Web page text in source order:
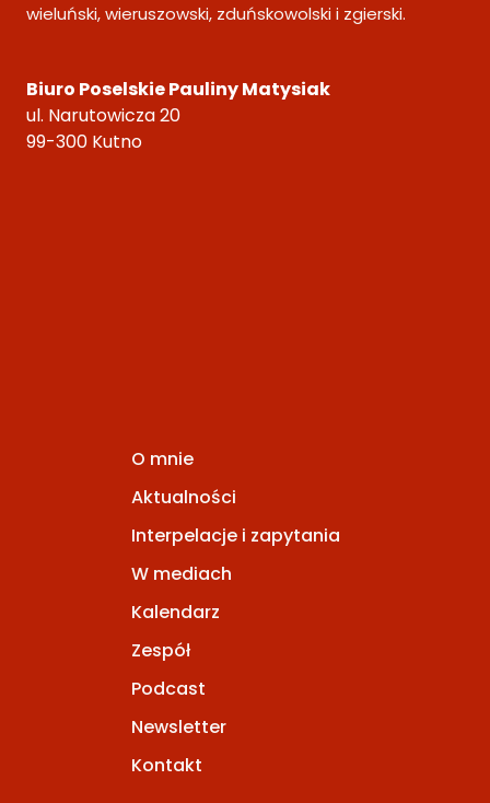
wieluński, wieruszowski, zduńskowolski i zgierski.
Biuro Poselskie Pauliny Matysiak
ul. Narutowicza 20
99-300 Kutno
O mnie
Aktualności
Interpelacje i zapytania
W mediach
Kalendarz
Zespół
Podcast
Newsletter
Kontakt